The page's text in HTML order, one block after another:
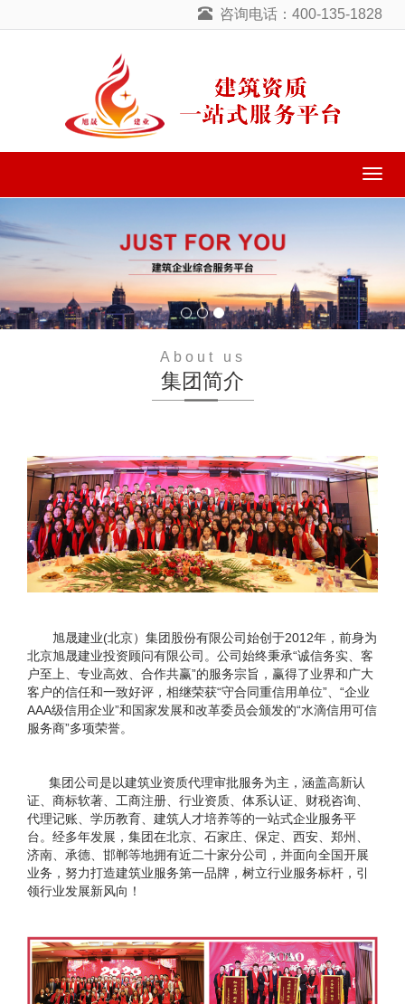
咨询电话：400-135-1828
导
About us
集团简介
旭晟建业(北京）集团股份有限公司始创于2012年，前身为
北京旭晟建业投资顾问有限公司。公司始终秉承“诚信务实、客
户至上、专业高效、合作共赢”的服务宗旨，赢得了业界和广大
客户的信任和一致好评，相继荣获“守合同重信用单位”、“企业
AAA级信用企业”和国家发展和改革委员会颁发的“水滴信用可信
服务商”多项荣誉。
集团公司是以建筑业资质代理审批服务为主，涵盖高新认
证、商标软著、工商注册、行业资质、体系认证、财税咨询、
代理记账、学历教育、建筑人才培养等的一站式企业服务平
台。经多年发展，集团在北京、石家庄、保定、西安、郑州、
济南、承德、邯郸等地拥有近二十家分公司，并面向全国开展
业务，努力打造建筑业服务第一品牌，树立行业服务标杆，引
领行业发展新风向！